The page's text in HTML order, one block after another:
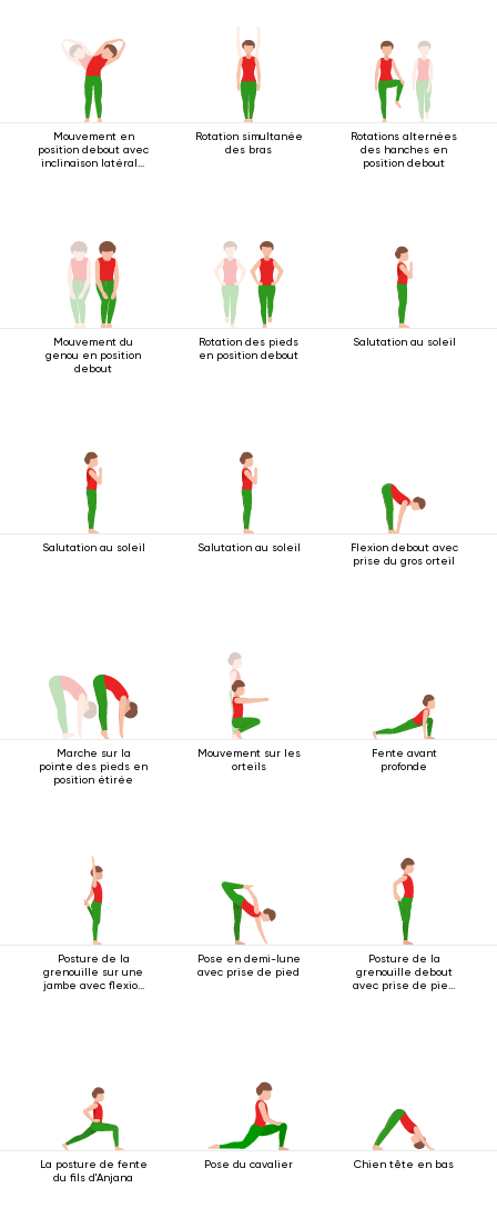
Mouvement en
position debout avec
inclinaison latérale
Rotation simultanée
des bras
Rotations alternées
des hanches en
position debout
Mouvement du
genou en position
debout
Rotation des pieds
en position debout
Salutation au soleil
Salutation au soleil Salutation au soleil
Flexion debout avec
prise du gros orteil
Marche sur la
pointe des pieds en
position étirée
Mouvement sur les
orteils
Fente avant
profonde
Posture de la
grenouille sur une
jambe avec flexion
Pose en demi-lune
avec prise de pied
Posture de la
grenouille debout
avec prise de pied
La posture de fente
du fils d'Anjana
Pose du cavalier Chien tête en bas